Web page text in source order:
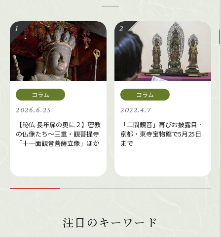
2026.6.25
【秘仏 長年扉の奥に２】密教
の仏像たち～三重・観菩提寺
「十一面観音菩薩立像」ほか
2022.4.7
「二間観音」再びお披露目…
京都・東寺宝物館で5月25日
まで
注目のキーワード